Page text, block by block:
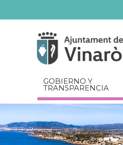
relacionados
GOBIERNO Y
TRANSPARENCIA